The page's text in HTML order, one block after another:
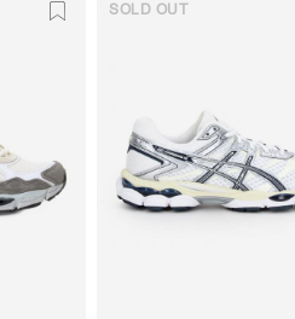
SOLD OUT